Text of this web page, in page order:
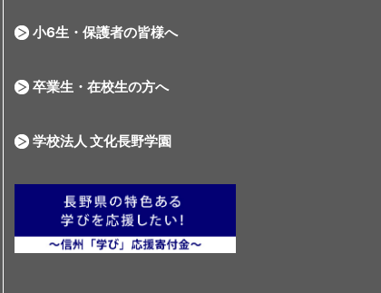
小6生・保護者の皆様へ
卒業生・在校生の方へ
学校法人 文化長野学園